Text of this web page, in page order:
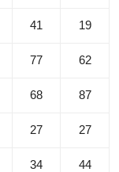
41 19
77 62
68 87
27 27
34 44